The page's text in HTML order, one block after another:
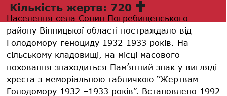
Кількість жертв: 720
Населення села Сопин Погребищенського
району Вінницької області постраждало від
Голодомору-геноциду 1932-1933 років. На
сільському кладовищі, на місці масового
поховання знаходиться Пам’ятний знак у вигляді
хреста з меморіальною табличкою “Жертвам
Голодомору 1932 –1933 років”. Встановлено 1992